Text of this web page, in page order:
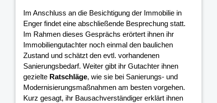
Im Anschluss an die Besichtigung der Immobilie in
Enger findet eine abschließende Besprechung statt.
Im Rahmen dieses Gesprächs erörtert ihnen ihr
Immobiliengutachter noch einmal den baulichen
Zustand und schätzt den evtl. vorhandenen
Sanierungsbedarf. Weiter gibt ihr Gutachter ihnen
gezielte Ratschläge, wie sie bei Sanierungs- und
Modernisierungsmaßnahmen am besten vorgehen.
Kurz gesagt, ihr Bausachverständiger erklärt ihnen